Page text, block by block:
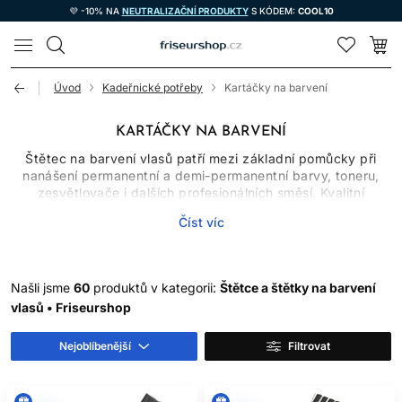
💜 -10% NA NEUTRALIZAČNÍ PRODUKTYS KÓDEM: COOL10
LOMAX
Úvod Kadeřnické potřeby Kartáčky na barvení
KARTÁČKY NA BARVENÍ
Štětec na barvení vlasů patří mezi základní pomůcky při
nanášení permanentní a demi-permanentní barvy, toneru,
zesvětlovače i dalších profesionálních směsí. Kvalitní
množství produktu, rovnoměrně ho rozložit a kontrolovat
míchání, dělení pramenů a dodržení návodu výrobce.
TVAR A ŠÍŘKA KARTÁČKU
Úzký štětec poskytuje kontrolu při detailech, odrostech,
Číst víc
Našli jsme 60 produktů v kategorii: Štětce a štětky na barvení
vlasů • Friseurshop
Nejoblíbenější Filtrovat